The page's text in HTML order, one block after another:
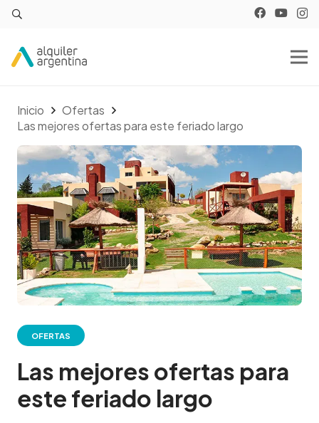
Inicio
Ofertas
Las mejores ofertas para este feriado largo
OFERTAS
Las mejores ofertas para
este feriado largo